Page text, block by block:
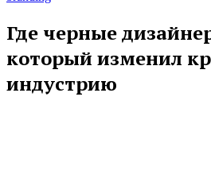
Где черные
который изменил
индустрию